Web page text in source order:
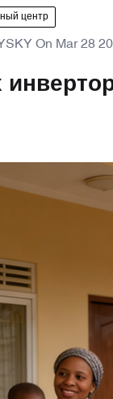
центр
On Mar 28